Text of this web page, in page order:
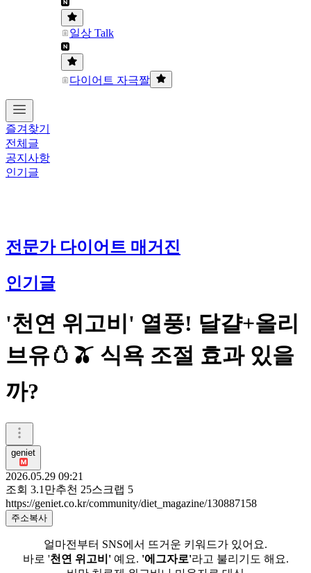
일상 Talk
다이어트 자극짤
즐겨찾기
전체글
공지사항
인기글
전문가 다이어트 매거진
인기글
'천연 위고비' 열풍! 달걀+올리
브유🥚🫒 식욕 조절 효과 있을
까?
geniet
2026.05.29 09:21
조회 3.1만추천 25스크랩 5
https://geniet.co.kr/community/diet_magazine/130887158
주소복사
얼마전부터 SNS에서 뜨거운 키워드가 있어요.
바로 '천연 위고비' 예요. '에그자로'라고 불리기도 해요.